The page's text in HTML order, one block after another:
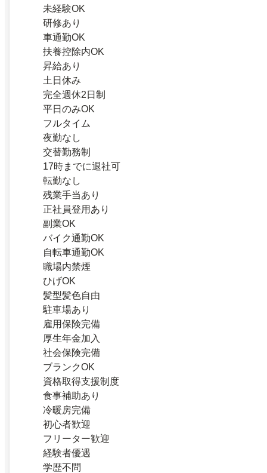
未経験OK
研修あり
車通勤OK
扶養控除内OK
昇給あり
土日休み
完全週休2日制
平日のみOK
フルタイム
夜勤なし
交替勤務制
17時までに退社可
転勤なし
残業手当あり
正社員登用あり
副業OK
バイク通勤OK
自転車通勤OK
職場内禁煙
ひげOK
髪型髪色自由
駐車場あり
雇用保険完備
厚生年金加入
社会保険完備
ブランクOK
資格取得支援制度
食事補助あり
冷暖房完備
初心者歓迎
フリーター歓迎
経験者優遇
学歴不問